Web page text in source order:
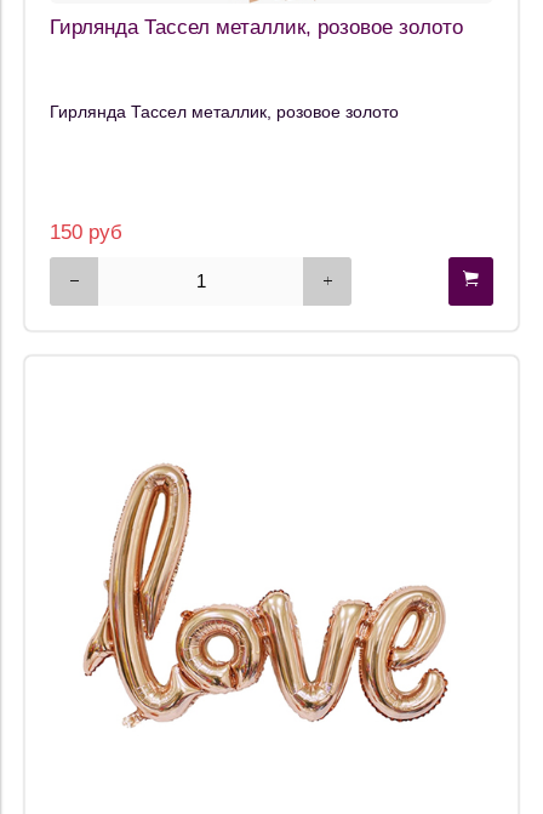
Гирлянда Тассел металлик, розовое золото
Гирлянда Тассел металлик, розовое золото
150 руб